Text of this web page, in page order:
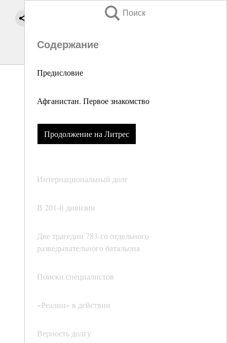
Поиск
Содержание
Предисловие
Афганистан. Первое знакомство
Продолжение на Литрес
Интернациональный долг
В 201-й дивизии
Две трагедии 783-го отдельного
разведывательного батальона
Поиски специалистов
«Реалии» в действии
Верность долгу